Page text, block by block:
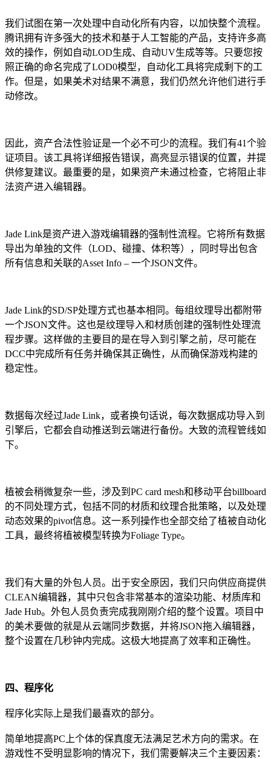
我们试图在第一次处理中自动化所有内容，以加快整个流程。
腾讯拥有许多强大的技术和基于人工智能的产品，支持许多高
效的操作，例如自动LOD生成、自动UV生成等等。只要您按
照正确的命名完成了LOD0模型，自动化工具将完成剩下的工
作。但是，如果美术对结果不满意，我们仍然允许他们进行手
动修改。
因此，资产合法性验证是一个必不可少的流程。我们有41个验
证项目。该工具将详细报告错误，高亮显示错误的位置，并提
供修复建议。最重要的是，如果资产未通过检查，它将阻止非
法资产进入编辑器。
Jade Link是资产进入游戏编辑器的强制性流程。它将所有数据
导出为单独的文件（LOD、碰撞、体积等），同时导出包含
所有信息和关联的Asset Info – 一个JSON文件。
Jade Link的SD/SP处理方式也基本相同。每组纹理导出都附带
一个JSON文件。这也是纹理导入和材质创建的强制性处理流
程步骤。这样做的主要目的是在导入到引擎之前，尽可能在
DCC中完成所有任务并确保其正确性，从而确保游戏构建的
稳定性。
数据每次经过Jade Link，或者换句话说，每次数据成功导入到
引擎后，它都会自动推送到云端进行备份。大致的流程管线如
下。
植被会稍微复杂一些，涉及到PC card mesh和移动平台billboard
的不同处理方式，包括不同的材质和纹理合批策略，以及处理
动态效果的pivot信息。这一系列操作也全部交给了植被自动化
工具，最终将植被模型转换为Foliage Type。
我们有大量的外包人员。出于安全原因，我们只向供应商提供
CLEAN编辑器，其中只包含非常基本的渲染功能、材质库和
Jade Hub。外包人员负责完成我刚刚介绍的整个设置。项目中
的美术要做的就是从云端同步数据，并将JSON拖入编辑器，
整个设置在几秒钟内完成。这极大地提高了效率和正确性。
四、程序化
程序化实际上是我们最喜欢的部分。
简单地提高PC上个体的保真度无法满足艺术方向的需求。在
游戏性不受明显影响的情况下，我们需要解决三个主要因素：